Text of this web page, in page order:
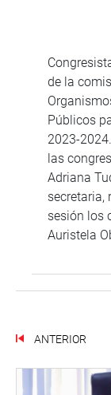
de la
Públicos
2023-
las
Adriana
secretaria,
sesión los
Auristela
ANTERIOR